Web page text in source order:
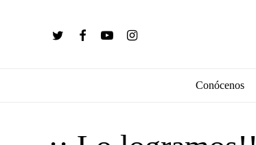
twitter facebookyoutubeinstagram
Conócenos